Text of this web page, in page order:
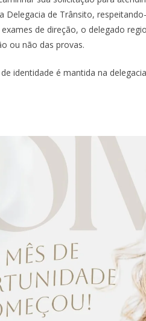
Delegacia de Trânsito,
de direção, o delegado
ou não das provas.
identidade é mantida na